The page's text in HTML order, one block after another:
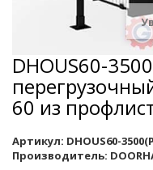
DHOUS60-
60 из
Артикул: DHOUS60-
Производитель: